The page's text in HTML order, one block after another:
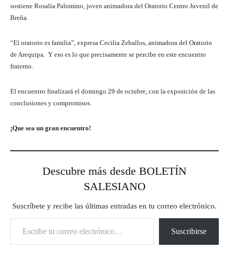
sostiene Rosalía Palomino, joven animadora del Oratorio Centro Juvenil de
Breña.
“El oratorio es familia”, expresa Cecilia Zeballos, animadora del Oratorio
de Arequipa. Y eso es lo que precisamente se percibe en este encuentro
fraterno.
El encuentro finalizará el domingo 29 de octubre, con la exposición de las
conclusiones y compromisos.
¡Que sea un gran encuentro!
Descubre más desde BOLETÍN
SALESIANO
Suscríbete y recibe las últimas entradas en tu correo electrónico.
Escribe tu correo electrónico…
Suscribirse